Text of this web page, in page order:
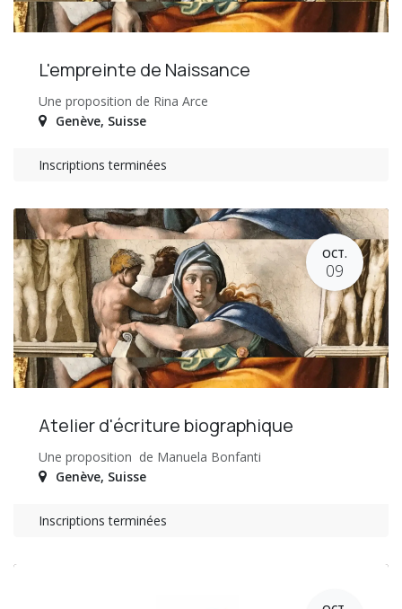
L'empreinte de Naissance
Une proposition de Rina Arce
Genève, Suisse
Inscriptions terminées
OCT.
09
Atelier d'écriture biographique
Une proposition de Manuela Bonfanti
Genève, Suisse
Inscriptions terminées